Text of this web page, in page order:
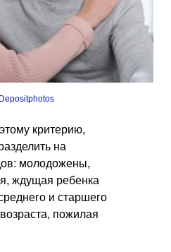
Depositphotos
критерию,
на
молодожены,
ждущая ребенка
и старшего
пожилая